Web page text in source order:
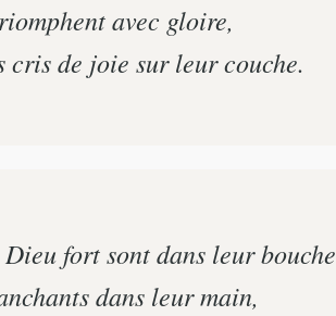
avec gloire,
cris de joie sur leur couche.
fort sont dans leur bouche
dans leur main,